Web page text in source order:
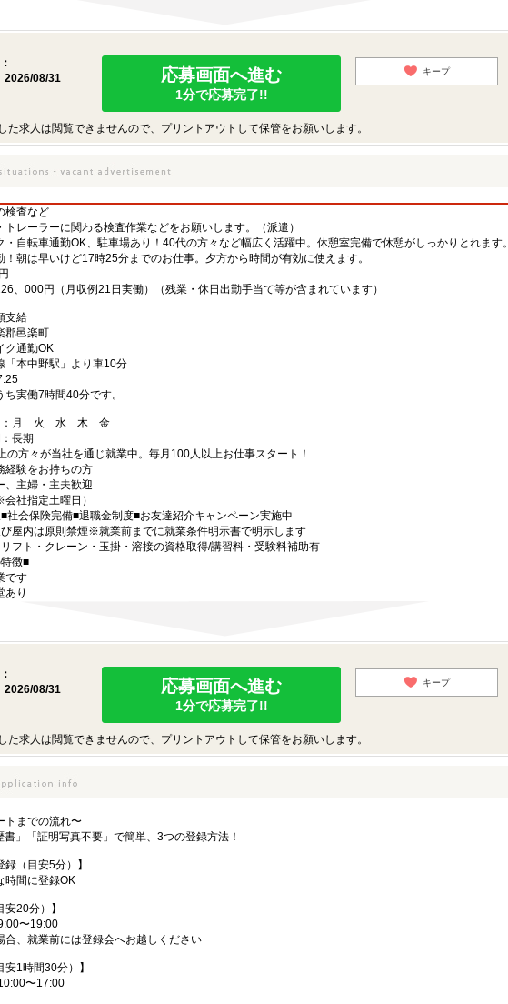
2026/08/31
応募画面へ進む
1分で応募完了!!
キープ
た求人は閲覧できませんので、プリントアウトして保管をお願いします。
検査など
トレーラーに関わる検査作業などをお願いします。（派遣）
・自転車通勤OK、駐車場あり！40代の方々など幅広く活躍中。休憩室完備で休憩がしっかりとれます。
！朝は早いけど17時25分までのお仕事。夕方から時間が有効に使えます。
、000円（月収例21日実働）（残業・休日出勤手当て等が含まれています）
支給
郡邑楽町
ク通勤OK
「本中野駅」より車10分
実働7時間40分です。
：月 火 水 木 金
長期
の方々が当社を通じ就業中。毎月100人以上お仕事スタート！
経験をお持ちの方
、主婦・主夫歓迎
社指定土曜日）
社会保険完備■退職金制度■お友達紹介キャンペーン実施中
屋内は原則禁煙※就業前までに就業条件明示書で明示します
フト・クレーン・玉掛・溶接の資格取得/講習料・受験料補助有
徴■
です
あり
2026/08/31
応募画面へ進む
1分で応募完了!!
キープ
た求人は閲覧できませんので、プリントアウトして保管をお願いします。
トまでの流れ〜
」「証明写真不要」で簡単、3つの登録方法！
録（目安5分）】
時間に登録OK
安20分）】
〜19:00
、就業前には登録会へお越しください
安1時間30分）】
〜17:00